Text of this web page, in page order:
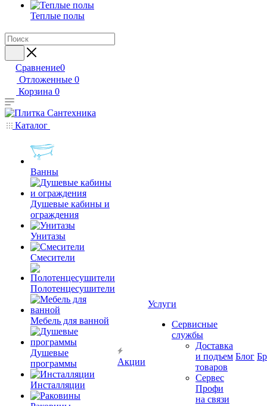
Теплые полы
Сравнение0
Отложенные 0
Корзина 0
Каталог
Ванны
Душевые кабины и
ограждения
Унитазы
Смесители
Полотенцесушители
Мебель для ванной
Душевые
программы
Инсталляции
Акции
Услуги
Сервисные
службы
Доставка
и подъем
товаров
Сервес
Профи
на связи
Блог